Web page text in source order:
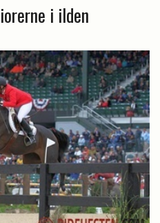
i ilden